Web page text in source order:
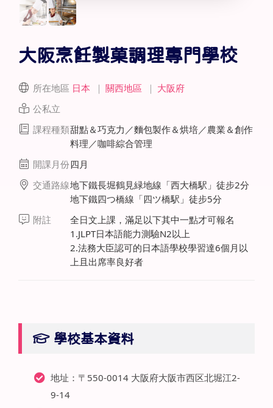
大阪烹飪製菓調理專門學校
所在地區 日本 ｜ 關西地區 ｜ 大阪府
公私立
課程種類甜點＆巧克力／麵包製作＆烘培／農業＆創作
料理／咖啡綜合管理
開課月份四月
交通路線地下鐵長堀鶴見緑地線「西大橋駅」徒步2分
地下鐵四つ橋線「四ツ橋駅」徒步5分
附註
全日文上課，滿足以下其中一點才可報名
1.JLPT日本語能力測驗N2以上
2.法務大臣認可的日本語學校學習達6個月以
上且出席率良好者
學校基本資料
地址：〒550-0014 大阪府大阪市西区北堀江2-
9-14